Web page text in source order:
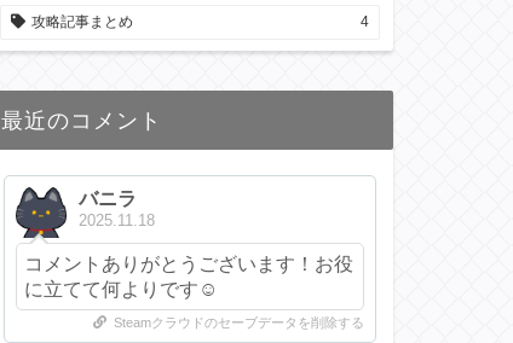
攻略記事まとめ 4
最近のコメント
バニラ
2025.11.18
コメントありがとうございます！お役
に立てて何よりです☺️
Steamクラウドのセーブデータを削除する